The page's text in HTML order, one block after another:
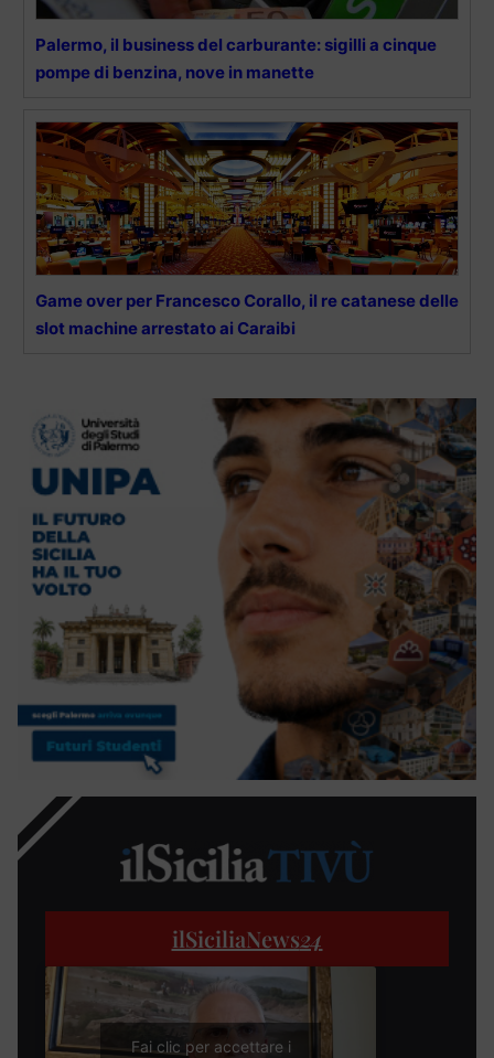
Palermo, il business del carburante: sigilli a cinque
pompe di benzina, nove in manette
Game over per Francesco Corallo, il re catanese delle
slot machine arrestato ai Caraibi
ilSiciliaNews24
Fai clic per accettare i